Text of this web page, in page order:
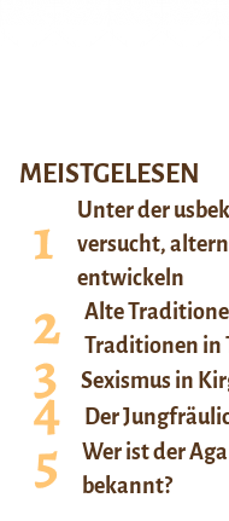
MEISTGELESEN
Unter der
versucht,
entwickeln
Alte
Traditionen in
Sexismus in
Der
Wer ist der
bekannt?